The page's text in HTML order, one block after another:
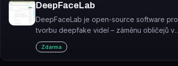
DeepFaceLab
DeepFaceLab je open-source software pro
tvorbu deepfake videí – záměnu obličejů ve
videozáznamech pomocí hlubokého učení.
Zdarma